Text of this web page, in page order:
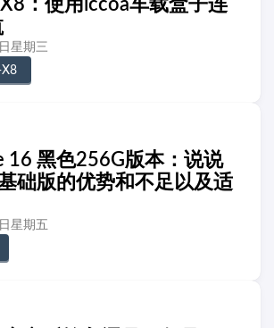
：使用iccoa车载盒子连
星期三
16 黑色256G版本：说说
础版的优势和不足以及适
星期五